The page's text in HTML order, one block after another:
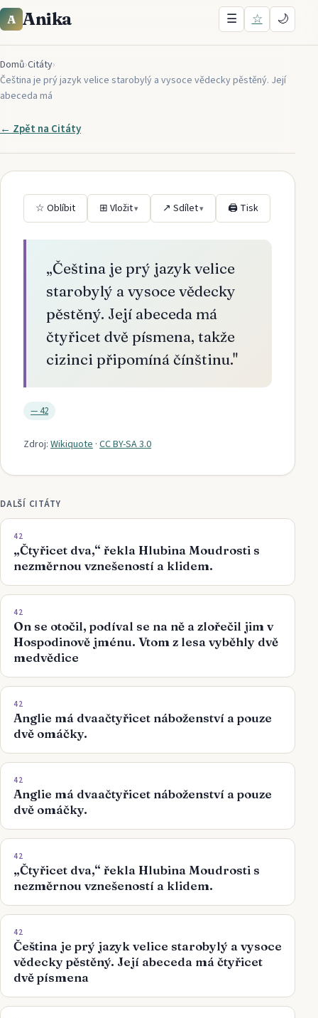
A Anika ☰ ☆ 🌙
Domů›Citáty›
Čeština je prý jazyk velice starobylý a vysoce vědecky pěstěný. Její
abeceda má
← Zpět na Citáty
☆ Oblíbit ⊞ Vložit▾ ↗ Sdílet▾ 🖨 Tisk
„Čeština je prý jazyk velice
starobylý a vysoce vědecky
pěstěný. Její abeceda má
čtyřicet dvě písmena, takže
cizinci připomíná čínštinu."
—42
Zdroj: Wikiquote · CC BY-SA 3.0
DALŠÍ CITÁTY
42
„Čtyřicet dva,“ řekla Hlubina Moudrosti s
nezměrnou vznešeností a klidem.
42
On se otočil, podíval se na ně a zlořečil jim v
Hospodinově jménu. Vtom z lesa vyběhly dvě
medvědice
42
Anglie má dvaačtyřicet náboženství a pouze
dvě omáčky.
42
Anglie má dvaačtyřicet náboženství a pouze
dvě omáčky.
42
„Čtyřicet dva,“ řekla Hlubina Moudrosti s
nezměrnou vznešeností a klidem.
42
Čeština je prý jazyk velice starobylý a vysoce
vědecky pěstěný. Její abeceda má čtyřicet
dvě písmena